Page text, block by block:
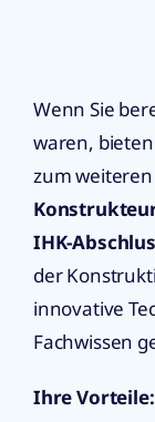
Wenn Sie
waren,
zum
IHK-
der
innovative
Fachwissen
Ihre Vorteile: